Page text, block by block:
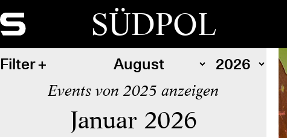
SÜDPOL
Filter
Events von 2025 anzeigen
Januar 2026